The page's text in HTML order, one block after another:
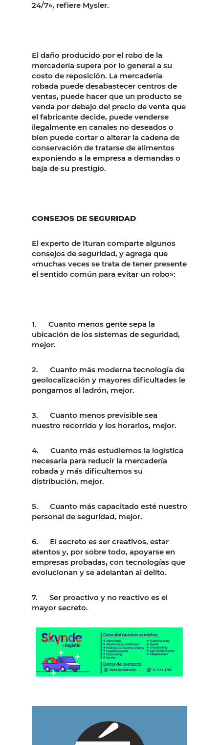
24/7», refiere Mysler.
El daño producido por el robo de la
mercadería supera por lo general a su
costo de reposición. La mercadería
robada puede desabastecer centros de
ventas, puede hacer que un producto se
venda por debajo del precio de venta que
el fabricante decide, puede venderse
ilegalmente en canales no deseados o
bien puede cortar o alterar la cadena de
conservación de tratarse de alimentos
exponiendo a la empresa a demandas o
baja de su prestigio.
CONSEJOS DE SEGURIDAD
El experto de Ituran comparte algunos
consejos de seguridad, y agrega que
«muchas veces se trata de tener presente
el sentido común para evitar un robo»:
1. Cuanto menos gente sepa la
ubicación de los sistemas de seguridad,
mejor.
2. Cuanto más moderna tecnología de
geolocalización y mayores dificultades le
pongamos al ladrón, mejor.
3. Cuanto menos previsible sea
nuestro recorrido y los horarios, mejor.
4. Cuanto más estudiemos la logística
necesaria para reducir la mercadería
robada y más dificultemos su
distribución, mejor.
5. Cuanto más capacitado esté nuestro
personal de seguridad, mejor.
6. El secreto es ser creativos, estar
atentos y, por sobre todo, apoyarse en
empresas probadas, con tecnologías que
evolucionan y se adelantan al delito.
7. Ser proactivo y no reactivo es el
mayor secreto.